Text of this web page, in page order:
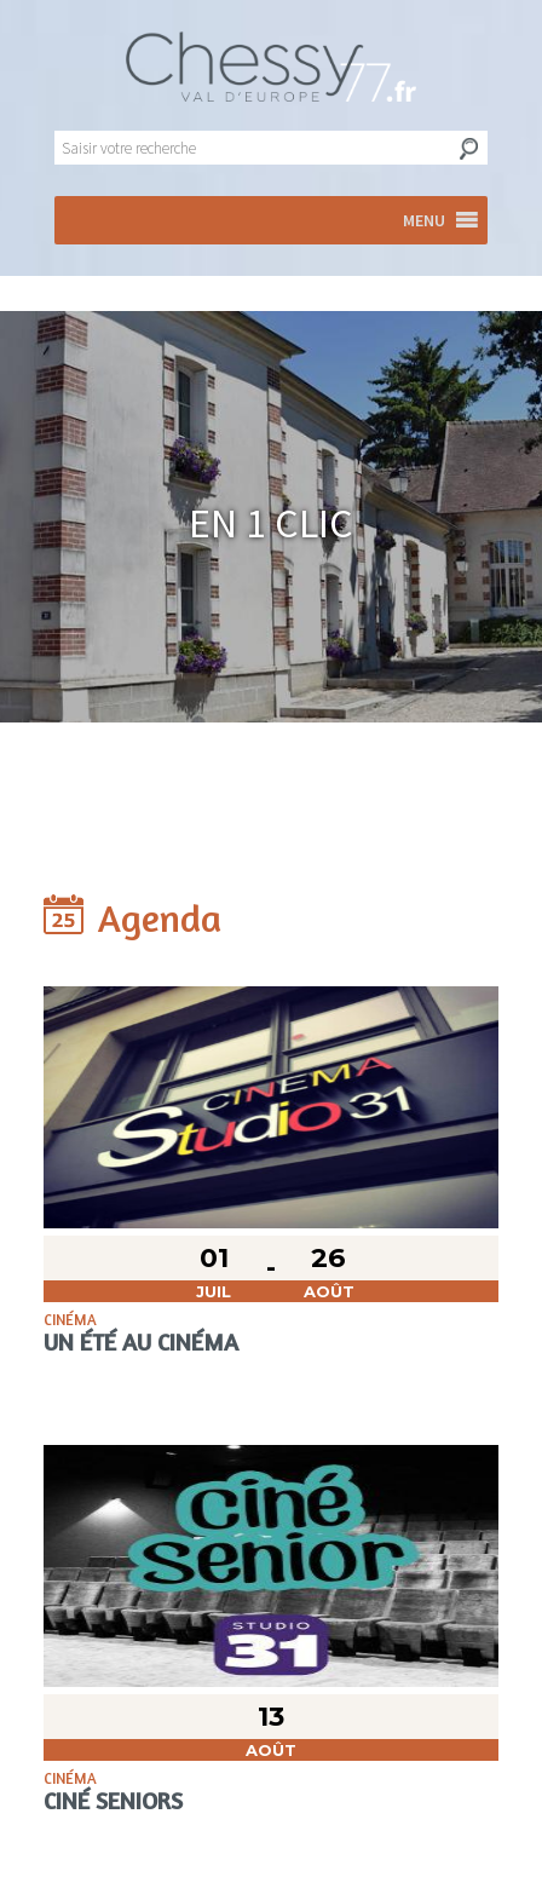
MENU
En 1 clic
Agenda
01
JUIL
26
AOÛT
CINÉMA
UN ÉTÉ AU CINÉMA
13
AOÛT
CINÉMA
CINÉ SENIORS